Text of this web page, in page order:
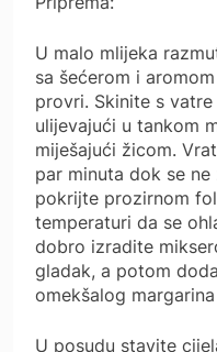
U malo mlijeka
sa šećerom i
provri. Skinite s
ulijevajući u tankom
miješajući žicom.
par minuta dok se
pokrijte prozirnom
temperaturi da se
dobro izradite
gladak, a potom
omekšalog
U posudu stavite